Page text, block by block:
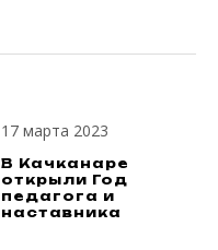
17 марта 2023
В Качканаре
открыли Год
педагога и
наставника